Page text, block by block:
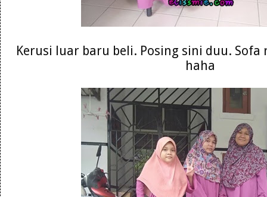
Kerusi luar baru beli. Posing sini duu. Sofa
haha